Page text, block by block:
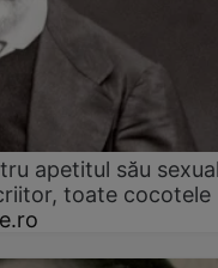
apetitul său
toate cocotele